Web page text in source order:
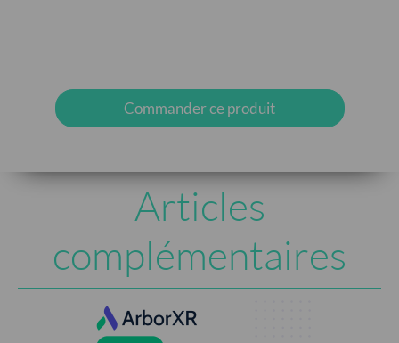
Commander ce produit
Articles
complémentaires